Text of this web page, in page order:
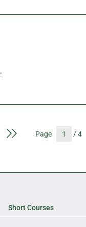
PageLast Page
Page / 4
Short Courses